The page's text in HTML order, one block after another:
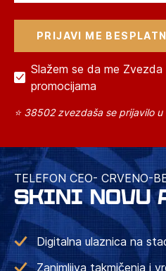
Slažem se da me
promocijama
⭐ 38502 zvezdaša se prijavilo
TELEFON CEO- CRVENO-
SKINI NOVU
Digitalna ulaznica na
Zanimljiva takmičenja i